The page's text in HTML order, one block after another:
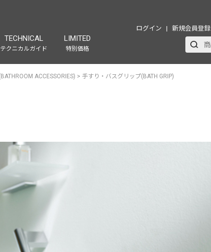
ログイン 新規会員登録
TECHNICAL
テクニカルガイド
LIMITED
特別価格
ACCESSORIES) > 手すり・バスグリップ(BATH GRIP)